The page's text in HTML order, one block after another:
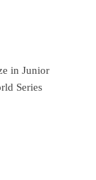
in Junior
Series